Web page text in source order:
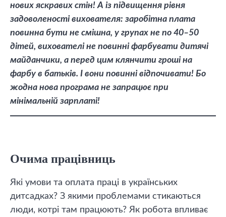
нових яскравих стін! А із підвищення рівня
задоволеності вихователя: заробітна плата
повинна бути не смішна, у групах не по 40–50
дітей, вихователі не повинні фарбувати дитячі
майданчики, а перед цим клянчити гроші на
фарбу в батьків. І вони повинні відпочивати! Бо
жодна нова програма не запрацює при
мінімальній зарплаті!
Очима працівниць
Які умови та оплата праці в українських
дитсадках? З якими проблемами стикаються
люди, котрі там працюють? Як робота впливає